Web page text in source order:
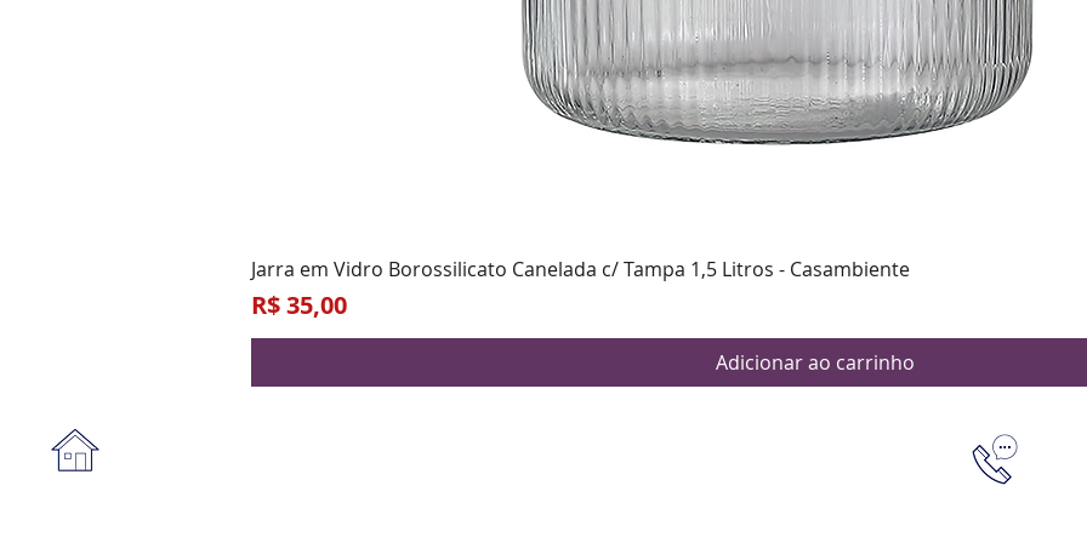
Visualização rápida
Jarra em Vidro Borossilicato Canelada c/ Tampa 1,5 Litros - Casambiente
Preço
R$ 35,00
Adicionar ao carrinho